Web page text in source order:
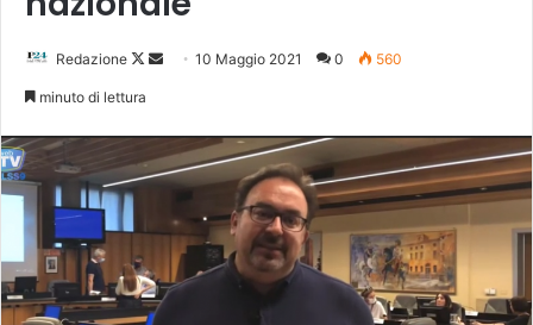
Redazione
Follow
Invia 10 Maggio 2021 0 560
minuto di lettura